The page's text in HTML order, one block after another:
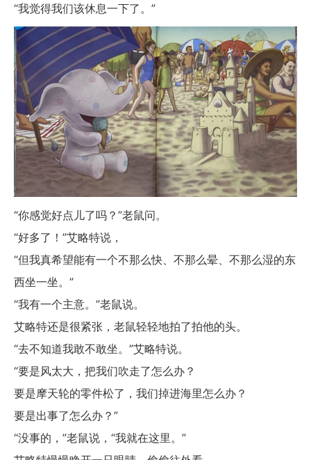
“我觉得我们该休息一下了。”
“你感觉好点儿了吗？”老鼠问。
“好多了！”艾略特说，
“但我真希望能有一个不那么快、不那么晕、不那么湿的东
西坐一坐。”
“我有一个主意。”老鼠说。
艾略特还是很紧张，老鼠轻轻地拍了拍他的头。
“去不知道我敢不敢坐。”艾略特说。
“要是风太大，把我们吹走了怎么办？
要是摩天轮的零件松了，我们掉进海里怎么办？
要是出事了怎么办？”
“没事的，”老鼠说，“我就在这里。”